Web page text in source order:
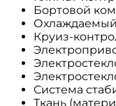
Бортовой
Круиз-
Система
Ткань